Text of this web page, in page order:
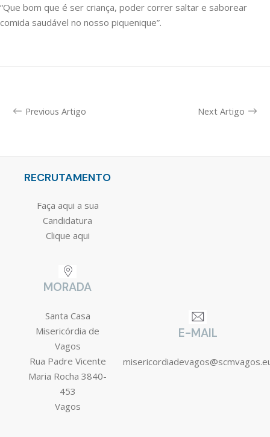
“Que bom que é ser criança, poder correr saltar e saborear
comida saudável no nosso piquenique”.
Previous Artigo Next Artigo
RECRUTAMENTO
Faça aqui a sua
Candidatura
Clique aqui
MORADA
Santa Casa
Misericórdia de
Vagos
Rua Padre Vicente
Maria Rocha 3840-
453
Vagos
E-MAIL